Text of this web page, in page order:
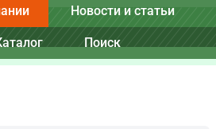
Новости и статьи
Поиск